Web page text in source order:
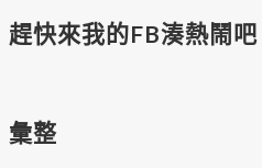
趕快來我的FB湊熱鬧吧
彙整